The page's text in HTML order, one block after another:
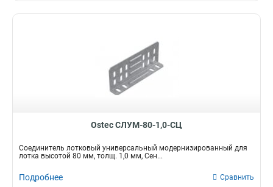
Ostec СЛУМ-80-1,0-СЦ
Соединитель лотковый универсальный модернизированный для
лотка высотой 80 мм, толщ. 1,0 мм, Сен...
Подробнее Сравнить